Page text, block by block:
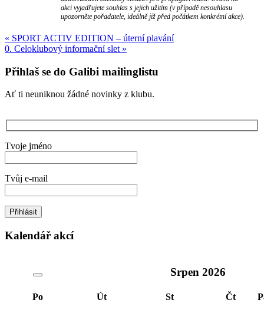
akci vyjadřujete souhlas s jejich užitím (v případě nesouhlasu
upozorněte pořadatele, ideálně již před počátkem konkrétní akce).
Navigace
pro
příspěvek
« SPORT ACTIV EDITION – úterní plavání
0. Celoklubový informační slet »
Přihlaš se do Galibi mailinglistu
Ať ti neuniknou žádné novinky z klubu.
Tvoje jméno
Tvůj e-mail
Kalendář akcí
Srpen 2026
Po Út St Čt